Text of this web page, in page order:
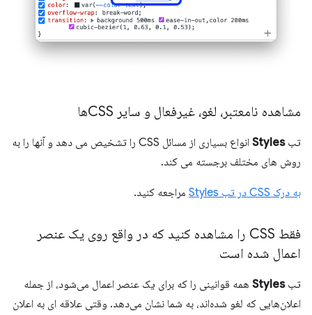
مشاهده نامعتبر، لغو، غیرفعال و سایر CSSها
تبStyles
انواع بسیاری از مسائل CSS را تشخیص می دهد و آنها را به
روش های مختلف برجسته می کند.
به درک CSS در تب Styles مراجعه کنید.
فقط CSS را مشاهده کنید که در واقع روی یک عنصر
اعمال شده است
تبStyles همه قوانینی را که برای یک عنصر اعمال می‌شود، از جمله
اعلان‌هایی که لغو شده‌اند، به شما نشان می‌دهد. وقتی علاقه ای به اعلان